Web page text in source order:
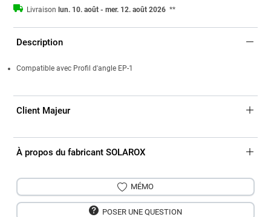
Livraison lun. 10. août - mer. 12. août 2026 **
Description
Compatible avec Profil d'angle EP-1
Client Majeur
À propos du fabricant SOLAROX
MÉMO
POSER UNE QUESTION